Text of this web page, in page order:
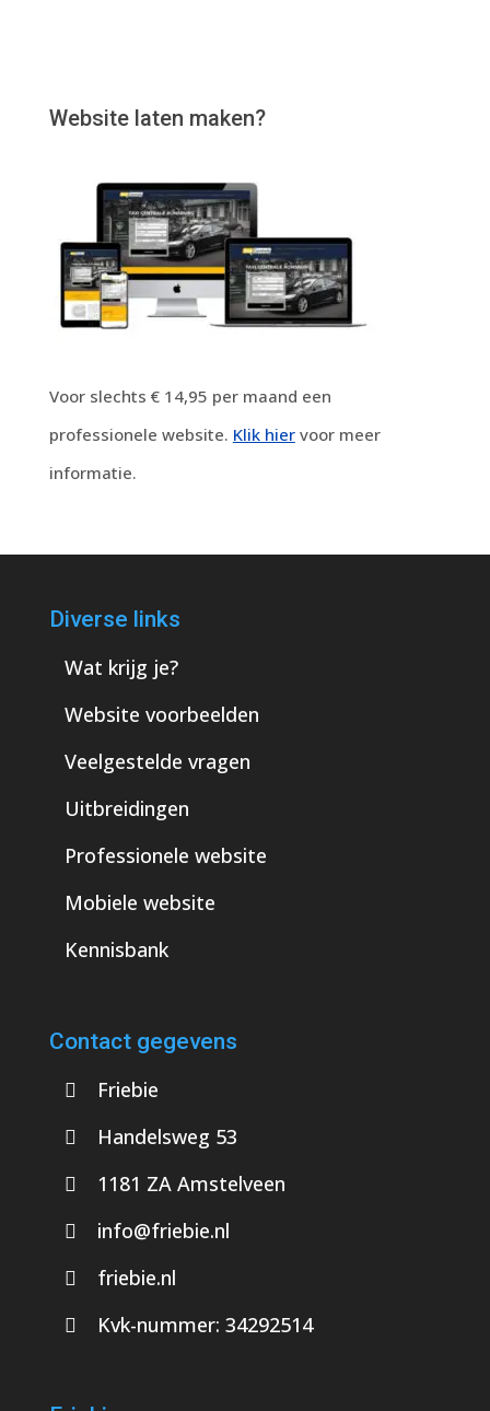
Website laten maken?
Voor slechts € 14,95 per maand een
professionele website. Klik hiervoor meer
informatie.
Diverse links
Wat krijg je?
Website voorbeelden
Veelgestelde vragen
Uitbreidingen
Professionele website
Mobiele website
Kennisbank
Contact gegevens
Friebie
Handelsweg 53
1181 ZA Amstelveen
info@friebie.nl
friebie.nl
Kvk-nummer: 34292514